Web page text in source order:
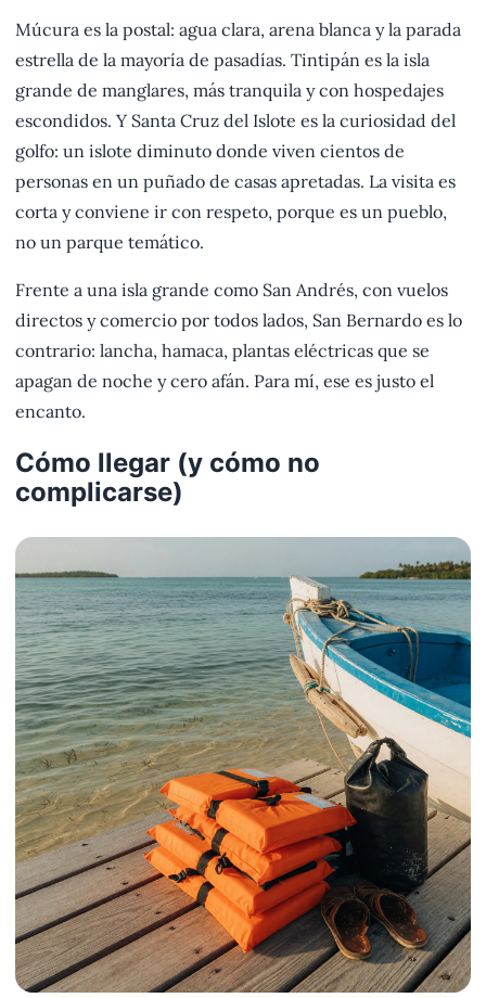
Múcura es la postal: agua clara, arena blanca y la parada
estrella de la mayoría de pasadías. Tintipán es la isla
grande de manglares, más tranquila y con hospedajes
escondidos. Y Santa Cruz del Islote es la curiosidad del
golfo: un islote diminuto donde viven cientos de
personas en un puñado de casas apretadas. La visita es
corta y conviene ir con respeto, porque es un pueblo,
no un parque temático.
Frente a una isla grande como San Andrés, con vuelos
directos y comercio por todos lados, San Bernardo es lo
contrario: lancha, hamaca, plantas eléctricas que se
apagan de noche y cero afán. Para mí, ese es justo el
encanto.
Cómo llegar (y cómo no
complicarse)